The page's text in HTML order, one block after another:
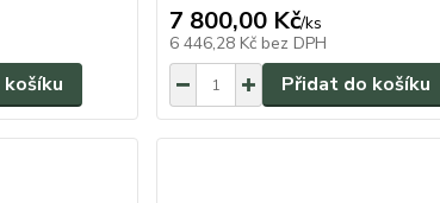
7 800,00 Kč/ks
6 446,28 Kč bez DPH
Přidat do košíku